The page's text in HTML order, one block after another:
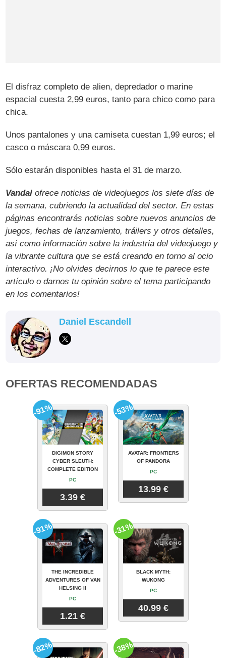
El disfraz completo de alien, depredador o marine
espacial cuesta 2,99 euros, tanto para chico como para
chica.
Unos pantalones y una camiseta cuestan 1,99 euros; el
casco o máscara 0,99 euros.
Sólo estarán disponibles hasta el 31 de marzo.
Vandal ofrece noticias de videojuegos los siete días de
la semana, cubriendo la actualidad del sector. En estas
páginas encontrarás noticias sobre nuevos anuncios de
juegos, fechas de lanzamiento, tráilers y otros detalles,
así como información sobre la industria del videojuego y
la vibrante cultura que se está creando en torno al ocio
interactivo. ¡No olvides decirnos lo que te parece este
artículo o darnos tu opinión sobre el tema participando
en los comentarios!
Daniel Escandell
OFERTAS RECOMENDADAS
DIGIMON STORY
CYBER SLEUTH:
COMPLETE EDITION
PC
3.39 €
-91%
AVATAR: FRONTIERS
OF PANDORA
PC
13.99 €
-53%
THE INCREDIBLE
ADVENTURES OF VAN
HELSING II
PC
1.21 €
-91%
BLACK MYTH:
WUKONG
PC
40.99 €
-31%
-82% -38%